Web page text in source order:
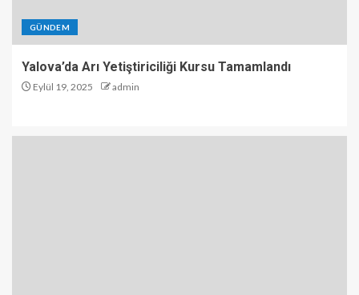
GÜNDEM
Yalova’da Arı Yetiştiriciliği Kursu Tamamlandı
Eylül 19, 2025 admin